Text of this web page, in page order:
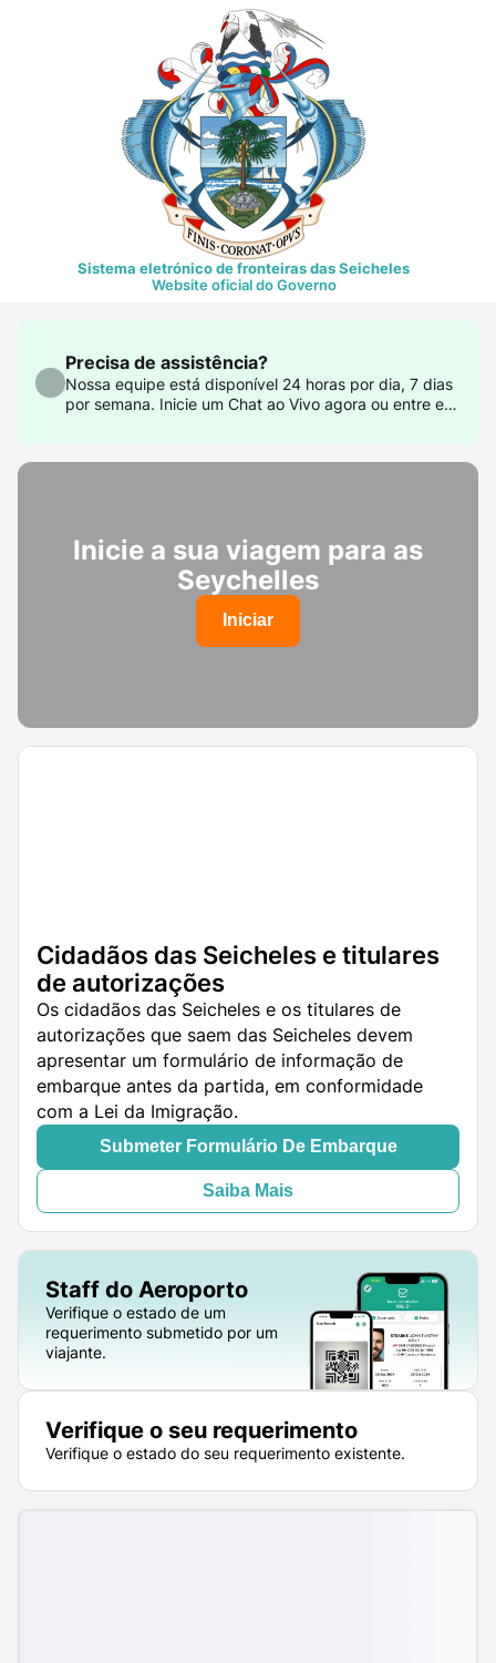
Sistema eletrónico de fronteiras das Seicheles
Website oficial do Governo
Precisa de assistência?
Nossa equipe está disponível 24 horas por dia, 7 dias
por semana. Inicie um Chat ao Vivo agora ou entre em
Inicie a sua viagem para as
Seychelles
Iniciar
Cidadãos das Seicheles e titulares
de autorizações
Os cidadãos das Seicheles e os titulares de
autorizações que saem das Seicheles devem
apresentar um formulário de informação de
embarque antes da partida, em conformidade
com a Lei da Imigração.
Submeter Formulário De Embarque
Saiba Mais
Staff do Aeroporto
Verifique o estado de um
requerimento submetido por um
viajante.
Verifique o seu requerimento
Verifique o estado do seu requerimento existente.